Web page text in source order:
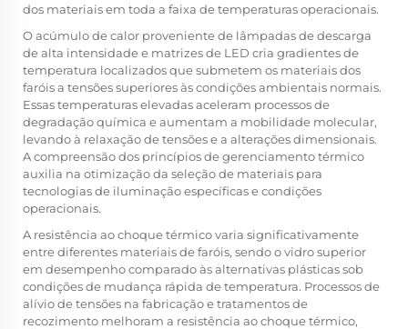
dos materiais em toda a faixa de temperaturas operacionais.
O acúmulo de calor proveniente de lâmpadas de descarga
de alta intensidade e matrizes de LED cria gradientes de
temperatura localizados que submetem os materiais dos
faróis a tensões superiores às condições ambientais normais.
Essas temperaturas elevadas aceleram processos de
degradação química e aumentam a mobilidade molecular,
levando à relaxação de tensões e a alterações dimensionais.
A compreensão dos princípios de gerenciamento térmico
auxilia na otimização da seleção de materiais para
tecnologias de iluminação específicas e condições
operacionais.
A resistência ao choque térmico varia significativamente
entre diferentes materiais de faróis, sendo o vidro superior
em desempenho comparado às alternativas plásticas sob
condições de mudança rápida de temperatura. Processos de
alívio de tensões na fabricação e tratamentos de
recozimento melhoram a resistência ao choque térmico,